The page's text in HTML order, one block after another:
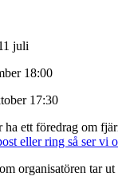
juli
18:00
17:30
ett föredrag om
eller ring så ser vi
organisatören tar